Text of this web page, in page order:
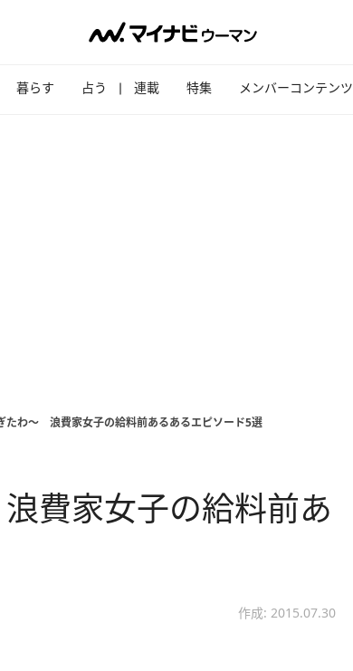
暮らす 占う 連載 特集 メンバーコンテンツ
たわ～ 浪費家女子の給料前あるあるエピソード5選
費家女子の給料前あ
作成: 2015.07.30